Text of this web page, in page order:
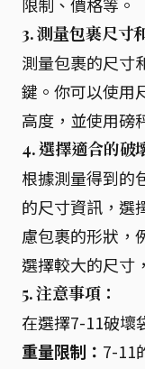
3. 測量包裹尺寸
測量包裹的尺寸
鍵。你可以使用
高度，並使用磅
4. 選擇適合的破
根據測量得到的
的尺寸資訊，選
慮包裹的形狀，
選擇較大的尺寸
5. 注意事項：
在選擇7-11破壞
重量限制： 7-11